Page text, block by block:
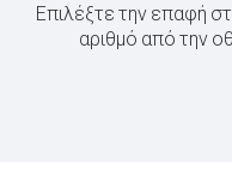
Επιλέξτε την επαφή
αριθμό από την